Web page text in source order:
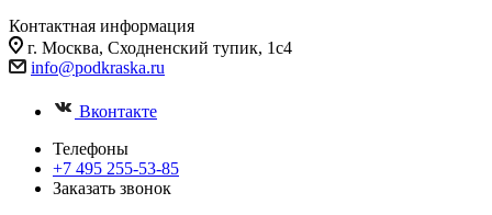
Контактная информация
г. Москва, Сходненский тупик, 1с4
info@podkraska.ru
Вконтакте
Телефоны
+7 495 255-53-85
Заказать звонок